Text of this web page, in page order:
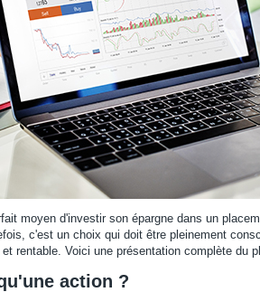
moyen d'investir son épargne dans un
c'est un choix qui doit être pleinement
rentable. Voici une présentation complète du
action ?